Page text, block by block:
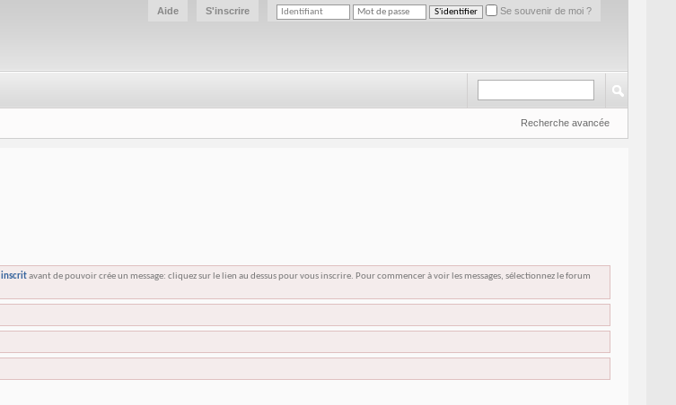
Se souvenir de moi ?
S'inscrire
Aide
Recherche avancée
inscritavant de pouvoir crée un message: cliquez sur le lien au dessus pour vous inscrire. Pour commencer à voir les messages, sélectionnez le forum